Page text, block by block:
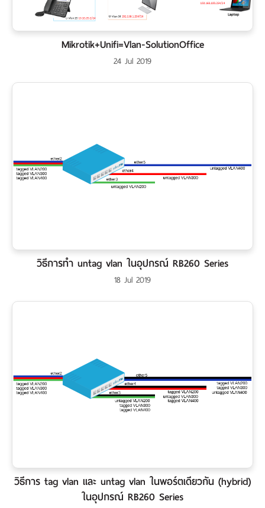
Mikrotik+Unifi=Vlan-SolutionOffice
24 Jul 2019
วิธีการทำ untag vlan ในอุปกรณ์ RB260 Series
18 Jul 2019
วิธีการ tag vlan และ untag vlan ในพอร์ตเดียวกัน (hybrid)
ในอุปกรณ์ RB260 Series